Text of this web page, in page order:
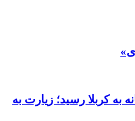
به کربلا رسید؛ زیارت به